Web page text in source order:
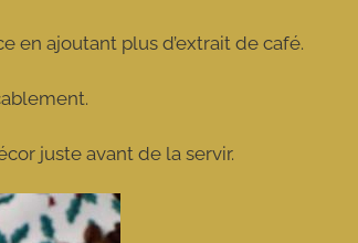
en ajoutant plus d’extrait de café.
juste avant de la servir.